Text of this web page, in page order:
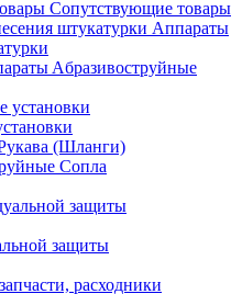
Сопутствующие товары
Аппараты
Aбразивоструйные
(Шланги)
Сопла
защиты